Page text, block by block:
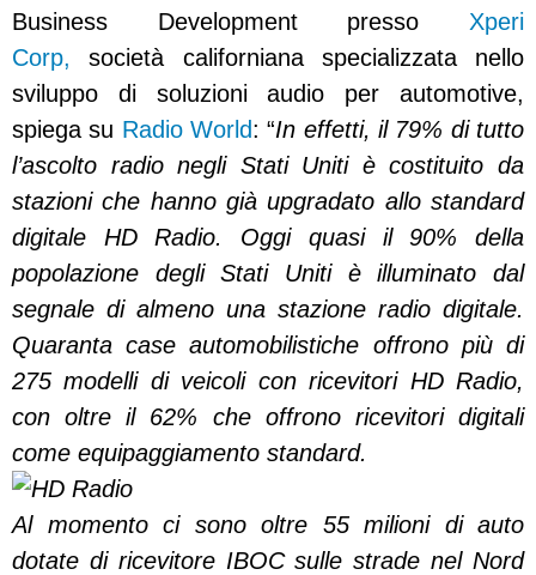
Business Development presso Xperi
Corp, società californiana specializzata nello
sviluppo di soluzioni audio per automotive,
spiega su Radio World: “In effetti, il 79% di tutto
l’ascolto radio negli Stati Uniti è costituito da
stazioni che hanno già upgradato allo standard
digitale HD Radio. Oggi quasi il 90% della
popolazione degli Stati Uniti è illuminato dal
segnale di almeno una stazione radio digitale.
Quaranta case automobilistiche offrono più di
275 modelli di veicoli con ricevitori HD Radio,
con oltre il 62% che offrono ricevitori digitali
come equipaggiamento standard.
Al momento ci sono oltre 55 milioni di auto
dotate di ricevitore IBOC sulle strade nel Nord